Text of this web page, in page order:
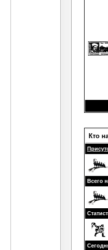
Кто
Всего